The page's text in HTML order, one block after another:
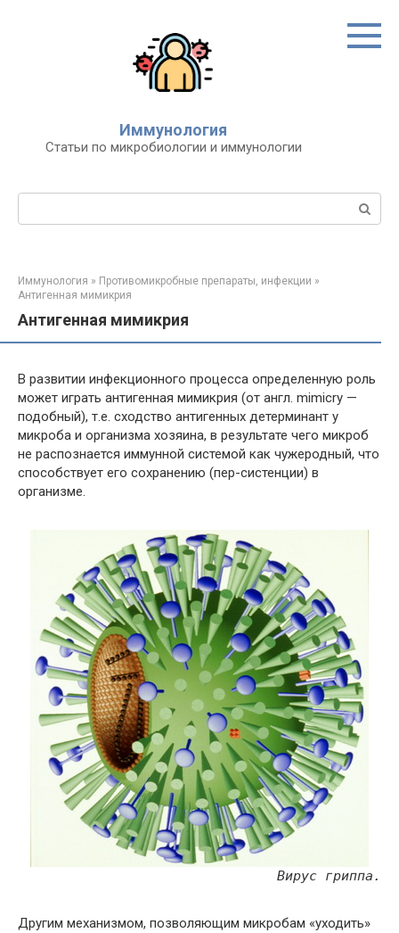
Иммунология
Статьи по микробиологии и иммунологии
Поиск:
Иммунология » Противомикробные препараты, инфекции »
Антигенная мимикрия
Антигенная мимикрия
В развитии инфекционного процесса определенную роль
может играть антигенная мимикрия (от англ. mimicry —
подобный), т.е. сходство антигенных детерминант у
микроба и организма хозяина, в результате чего микроб
не распознается иммунной системой как чужеродный, что
способствует его сохранению (пер-систенции) в
организме.
Вирус гриппа.
Другим механизмом, позволяющим микробам «уходить»